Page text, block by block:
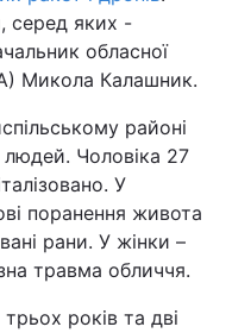
серед яких -
обласної
Микола Калашник.
районі
людей. Чоловіка 27
У
поранення живота
рани. У жінки –
травма обличчя.
років та дві